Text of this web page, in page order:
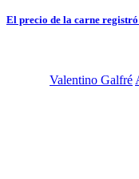
El precio de la carne
Valentino Galfré